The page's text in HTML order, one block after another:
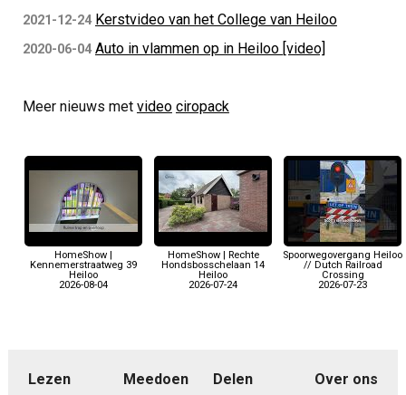
2021-12-24 Kerstvideo van het College van Heiloo
2020-06-04 Auto in vlammen op in Heiloo [video]
Meer nieuws met video ciropack
HomeShow |
Kennemerstraatweg 39
Heiloo
2026-08-04
HomeShow | Rechte
Hondsbosschelaan 14
Heiloo
2026-07-24
Spoorwegovergang Heiloo
// Dutch Railroad
Crossing
2026-07-23
Lezen
Meedoen
Delen
Over ons